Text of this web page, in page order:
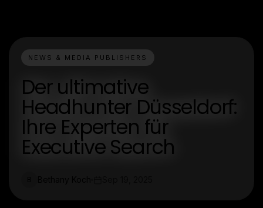
NEWS & MEDIA PUBLISHERS
Der ultimative
Headhunter Düsseldorf:
Ihre Experten für
Executive Search